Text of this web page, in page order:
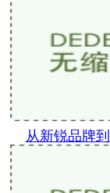
鲜学之巅，鲜耀
讨会不仅汇聚产
从新锐品牌
随着Z世代群体